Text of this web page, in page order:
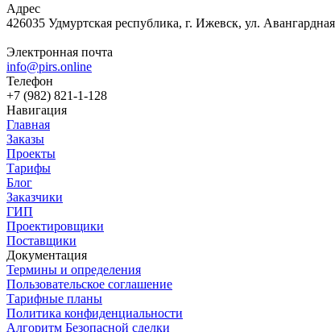
Адрес
426035 Удмуртская республика, г. Ижевск, ул.
Электронная почта
info@pirs.online
Телефон
+7 (982) 821-1-128
Навигация
Главная
Заказы
Проекты
Тарифы
Блог
Заказчики
ГИП
Проектировщики
Поставщики
Документация
Термины и определения
Пользовательское соглашение
Тарифные планы
Политика конфиденциальности
Алгоритм Безопасной сделки